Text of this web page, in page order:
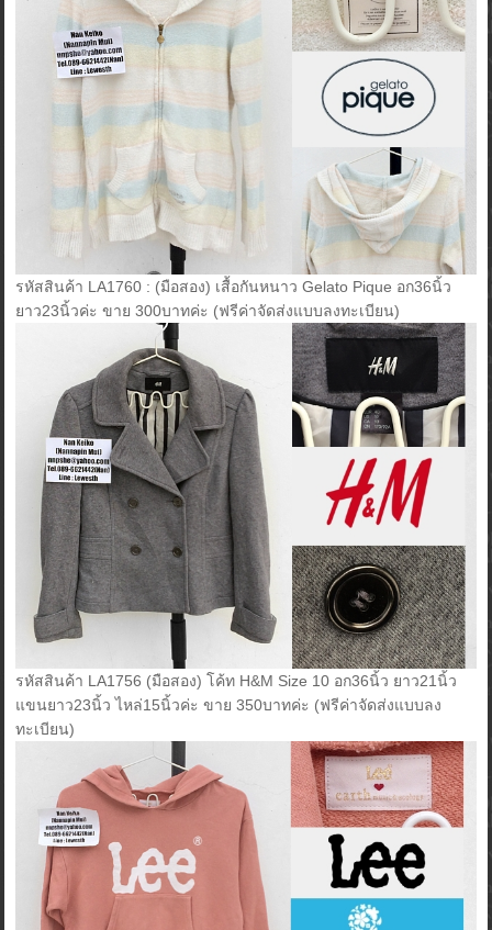
รหัสสินค้า LA1760 : (มือสอง) เสื้อกันหนาว Gelato Pique อก36นิ้ว
ยาว23นิ้วค่ะ ขาย 300บาทค่ะ (ฟรีค่าจัดส่งแบบลงทะเบียน)
รหัสสินค้า LA1756 (มือสอง) โค้ท H&M Size 10 อก36นิ้ว ยาว21นิ้ว
แขนยาว23นิ้ว ไหล่15นิ้วค่ะ ขาย 350บาทค่ะ (ฟรีค่าจัดส่งแบบลง
ทะเบียน)